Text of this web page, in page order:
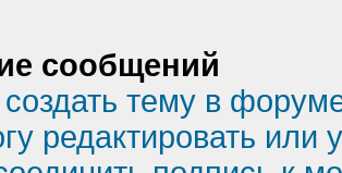
сообщений
тему в
редактировать или